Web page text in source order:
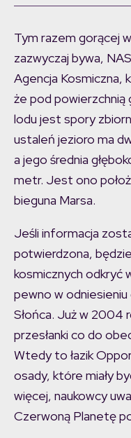
Tym razem gorącej
zazwyczaj bywa,
Agencja Kosmiczna,
że pod powierzchnią
lodu jest spory
ustaleń jezioro ma
a jego średnia
metr. Jest ono
bieguna Marsa.
Jeśli informacja
potwierdzona,
kosmicznych odkryć
pewno w
Słońca. Już w 2004
przesłanki co do
Wtedy to łazik
osady, które miały
więcej, naukowcy
Czerwoną Planetę